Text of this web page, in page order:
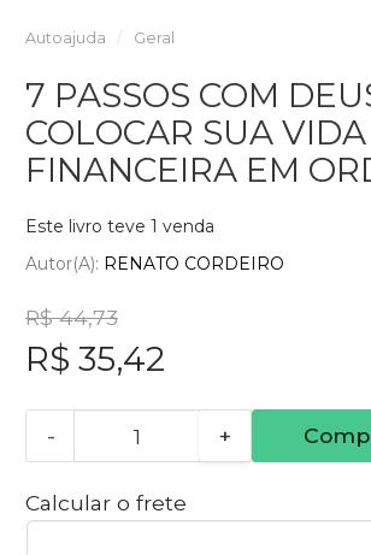
Autoajuda Geral
7 PASSOS COM
COLOCAR SUA VIDA
FINANCEIRA EM
Este livro teve 1 venda
Autor(a): RENATO CORDEIRO
R$ 44,73
R$ 35,42
- +
Calcular o frete